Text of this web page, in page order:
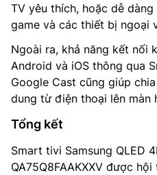
TV yêu thích, hoặc dễ
game và các thiết bị ngoại
Ngoài ra, khả năng kết nối
Android và iOS thông qua
Google Cast cũng giúp
dung từ điện thoại lên màn
Tổng kết
Smart tivi Samsung QLED
QA75Q8FAAKXXV được